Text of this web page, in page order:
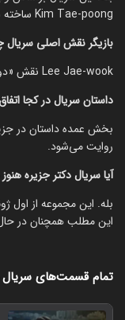
Kim Tae-poong ساخته شده است.
بازیگر نقش اصلی
Lee Jae-wook نقش «دو جی‌اوی» را ایفا می‌کند.
داستان سریال در کجا
روایت می‌شود.
آیا سریال دکتر جزیره
این مطلب همچنان در
تمام قسمت‌های سریال